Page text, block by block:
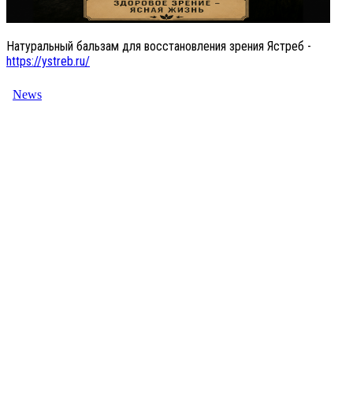
Натуральный бальзам для восстановления зрения Ястреб -
https://ystreb.ru/